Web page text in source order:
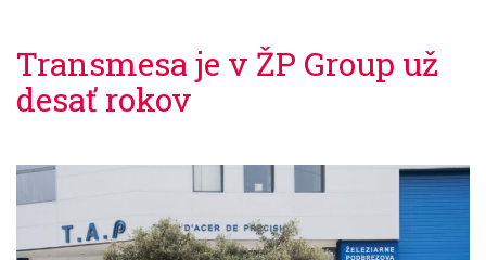
Transmesa je v ŽP Group už
desať rokov